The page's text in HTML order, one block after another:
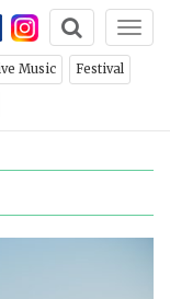
Music Festival